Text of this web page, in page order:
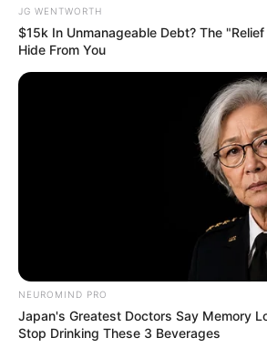
Flip This Switch: Next Month
STOPWATT
เรื่องอื่นๆ ที่น่าสนใจ
JG WENTWORTH
$15k In Unmanageable Debt? The
Hide From You
NEUROMIND PRO
Japan's Greatest Doctors Say Memory
Stop Drinking These 3 Beverages